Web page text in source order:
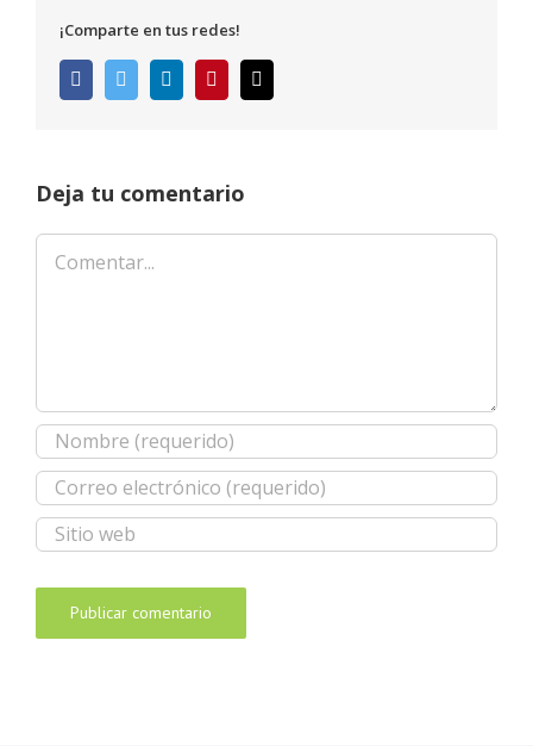
¡Comparte en tus redes!
FacebookTwitter LinkedInPinterest
electrónico
Deja tu comentario
Comentar